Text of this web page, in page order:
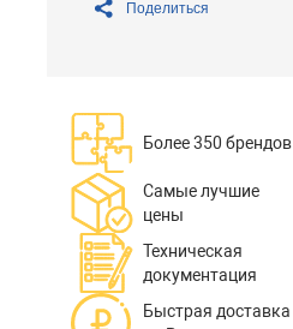
Поделиться
Более 350 брендов
Самые лучшие
цены
Техническая
документация
Быстрая доставка